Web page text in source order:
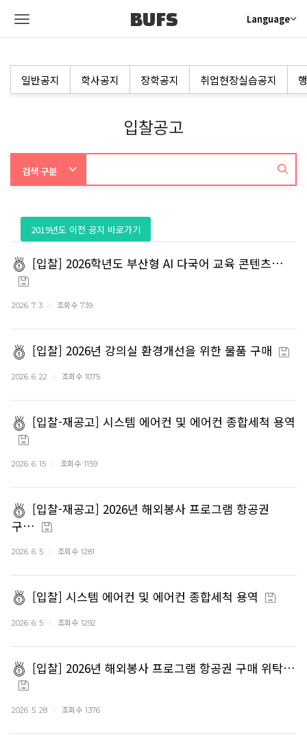
BUFS Language
일반공지 학사공지 장학공지 취업현장실습공지
입찰공고
2019년도 이전 공지 바로가기
[입찰] 2026학년도 부산형 AI 다국어 교육 콘텐츠…
2026. 7. 3 조회수 739
[입찰] 2026년 강의실 환경개선을 위한 물품 구매
2026. 6. 22 조회수 1075
[입찰-재공고] 시스템 에어컨 및 에어컨 종합세척 용역
2026. 6. 15 조회수 1159
[입찰-재공고] 2026년 해외봉사 프로그램 항공권
구…
2026. 6. 5 조회수 1281
[입찰] 시스템 에어컨 및 에어컨 종합세척 용역
2026. 6. 5 조회수 1292
[입찰] 2026년 해외봉사 프로그램 항공권 구매 위탁…
2026. 5. 28 조회수 1376